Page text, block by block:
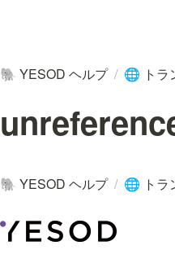
🐘 YESOD ヘルプ / 🌐 ト
🐘 YESOD ヘルプ / 🌐 ト